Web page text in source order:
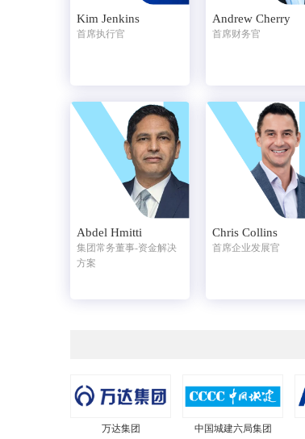
Kim Jenkins
首席执行官
Andrew Cherry
首席财务官
Abdel Hmitti
集团常务董事-资金解决
方案
Chris Collins
首席企业发展官
万达集团 中国城建六局集团